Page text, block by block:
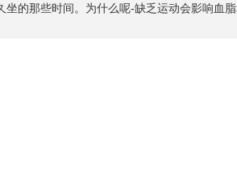
的那些时间。为什么呢-缺乏运动会影响血